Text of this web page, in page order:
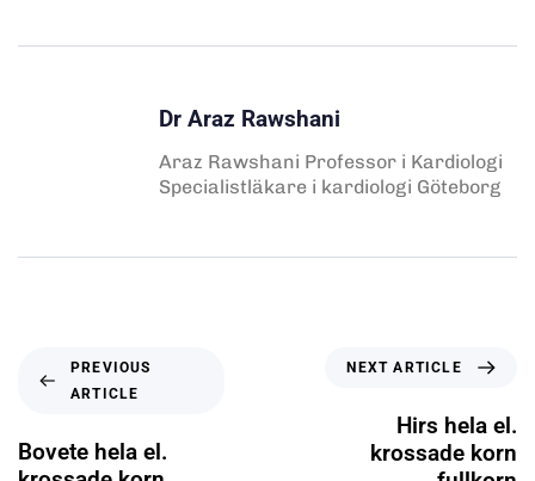
Dr Araz Rawshani
Araz Rawshani Professor i Kardiologi
Specialistläkare i kardiologi Göteborg
PREVIOUS
ARTICLE
Bovete hela el.
NEXT ARTICLE
Hirs hela el.
krossade korn